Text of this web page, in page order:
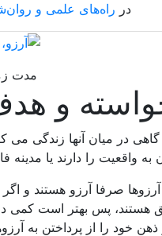
در راه‌های علمی و
مدت
و
در میان آنها زندگی می
واقعیت را دارند یا
صرفا آرزو هستند و اگر
هستند، پس بهتر است کمی
ذهن خود را از پرداختن به